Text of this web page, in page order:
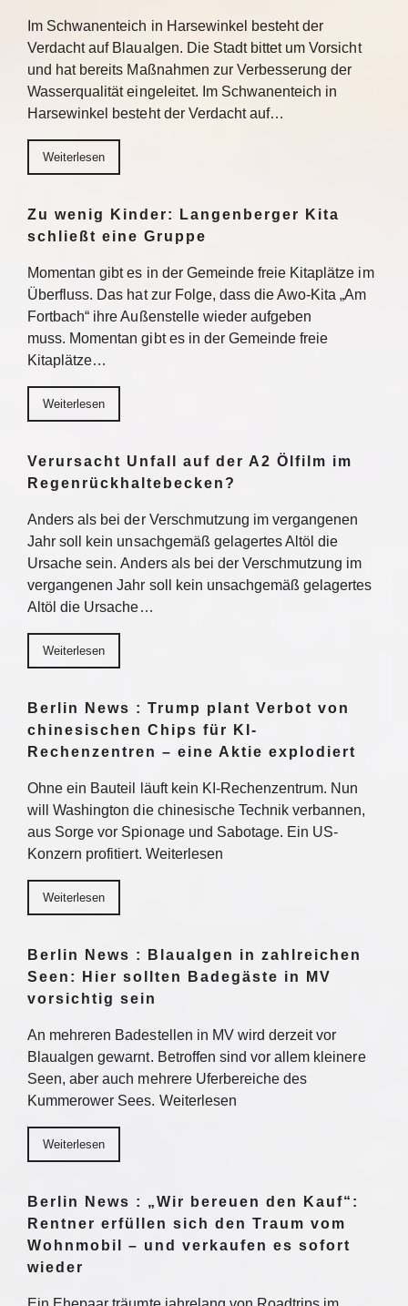
Im Schwanenteich in Harsewinkel besteht der
Verdacht auf Blaualgen. Die Stadt bittet um Vorsicht
und hat bereits Maßnahmen zur Verbesserung der
Wasserqualität eingeleitet. Im Schwanenteich in
Harsewinkel besteht der Verdacht auf…
Weiterlesen
Zu wenig Kinder: Langenberger Kita
schließt eine Gruppe
Momentan gibt es in der Gemeinde freie Kitaplätze im
Überfluss. Das hat zur Folge, dass die Awo-Kita „Am
Fortbach“ ihre Außenstelle wieder aufgeben
muss. Momentan gibt es in der Gemeinde freie
Kitaplätze…
Weiterlesen
Verursacht Unfall auf der A2 Ölfilm im
Regenrückhaltebecken?
Anders als bei der Verschmutzung im vergangenen
Jahr soll kein unsachgemäß gelagertes Altöl die
Ursache sein. Anders als bei der Verschmutzung im
vergangenen Jahr soll kein unsachgemäß gelagertes
Altöl die Ursache…
Weiterlesen
Berlin News : Trump plant Verbot von
chinesischen Chips für KI-
Rechenzentren – eine Aktie explodiert
Ohne ein Bauteil läuft kein KI-Rechenzentrum. Nun
will Washington die chinesische Technik verbannen,
aus Sorge vor Spionage und Sabotage. Ein US-
Konzern profitiert. Weiterlesen
Weiterlesen
Berlin News : Blaualgen in zahlreichen
Seen: Hier sollten Badegäste in MV
vorsichtig sein
An mehreren Badestellen in MV wird derzeit vor
Blaualgen gewarnt. Betroffen sind vor allem kleinere
Seen, aber auch mehrere Uferbereiche des
Kummerower Sees. Weiterlesen
Weiterlesen
Berlin News : „Wir bereuen den Kauf“:
Rentner erfüllen sich den Traum vom
Wohnmobil – und verkaufen es sofort
wieder